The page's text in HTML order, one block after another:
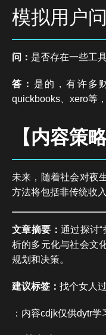
模拟用户
问： 是否存在一些工
答： 是的，有许多
quickbooks、xero等
【内容策
未来，随着社会对夜
方法将包括非传统收
文章摘要： 通过探讨
析的多元化与社会文
规划和决策。
建议标签： 找个女人
：内容cdjk仅供dytr学